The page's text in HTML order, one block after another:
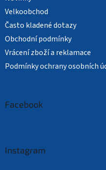
Velkoobchod
Často kladené dotazy
Obchodní podmínky
Vrácení zboží a reklamace
Podmínky ochrany osobních
Facebook
Instagram